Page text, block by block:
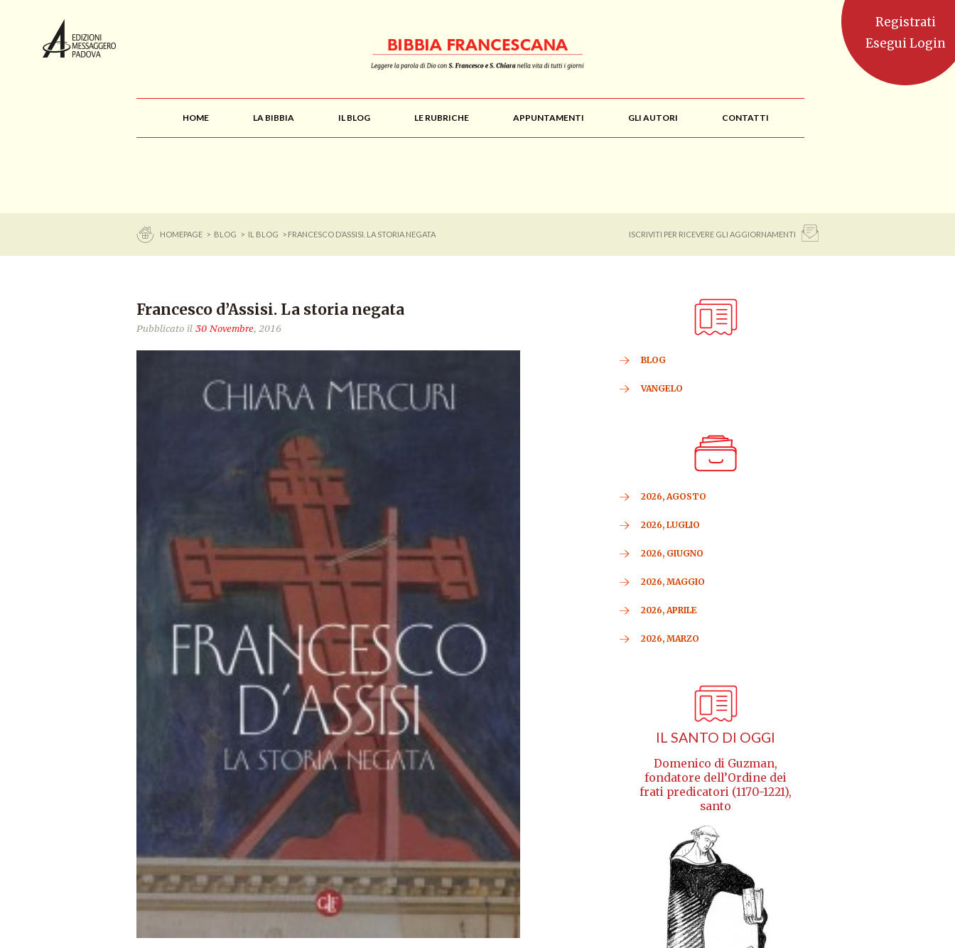
HOME LA BIBBIA IL BLOG LE RUBRICHE APPUNTAMENTI GLI AUTORI CONTATTI
HOMEPAGE > BLOG > IL BLOG > FRANCESCO D’ASSISI. LA STORIA NEGATA ISCRIVITI PER RICEVERE GLI AGGIORNAMENTI
Francesco d’Assisi. La storia negata
Pubblicato il 30 Novembre, 2016
BLOG
VANGELO
2026, AGOSTO
2026, LUGLIO
2026, GIUGNO
2026, MAGGIO
2026, APRILE
2026, MARZO
IL SANTO DI OGGI
Domenico di Guzman,
fondatore dell’Ordine dei
frati predicatori (1170-1221),
santo
Registrati
Esegui Login